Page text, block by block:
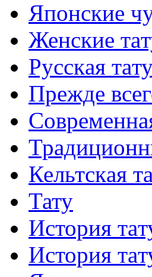
Японские
Женские
Русскaя
Прежде
Кельтскaя
Тату
История
История